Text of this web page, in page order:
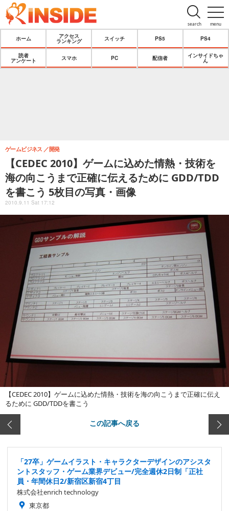
menu
search
ホーム
アクセス
ランキング
スイッチ PS5 PS4
読者
アンケート
スマホ PC 配信者
インサイドちゃ
ん
【CEDEC 2010】ゲームに込めた情熱・技術を
海の向こうまで正確に伝えるために GDD/TDD
を書こう 5枚目の写真・画像
ゲームビジネス 開発
2010.9.11 Sat 17:12
【CEDEC 2010】ゲームに込めた情熱・技術を海の向こうまで正確に伝え
るために GDD/TDDを書こう
この記事へ戻る
「27卒」ゲームイラスト・キャラクターデザインのアシスタ
ントスタッフ・ゲーム業界デビュー/完全週休2日制「正社
員・年間休日2/新宿区新宿4丁目
株式会社enrich technology
東京都